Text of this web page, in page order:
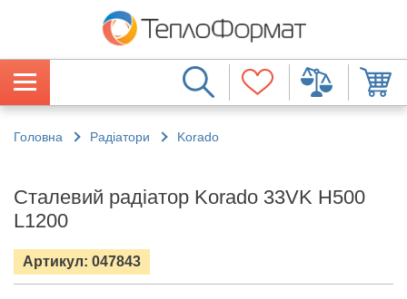
Головна Радіатори Korado
Сталевий радіатор Korado 33VK H500
L1200
Артикул: 047843